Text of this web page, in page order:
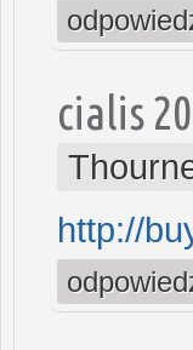
cialis
http://